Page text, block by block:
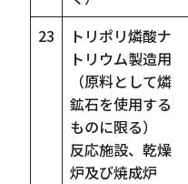
23
トリポリ燐酸ナ
トリウム製造用
（原料として燐
鉱石を使用する
ものに限る）
反応施設、乾燥
炉及び焼成炉